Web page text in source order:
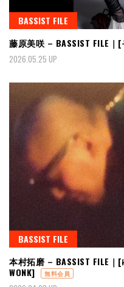
BASSIST FILE
藤原美咲 – BASSIST FILE｜
2026.05.25 UP
BASSIST FILE
本村拓磨 – BASSIST FILE｜
WONK]
無料会員